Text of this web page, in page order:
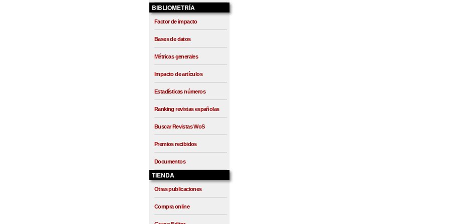
BIBLIOMETRÍA
Factor de impacto
Bases de datos
Métricas generales
Impacto de artículos
Estadísticas números
Ranking revistas españolas
Buscar Revistas WoS
Premios recibidos
Documentos
TIENDA
Otras publicaciones
Compra online